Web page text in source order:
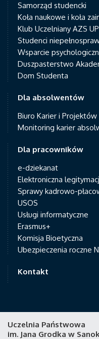
Samorząd studencki
Koła naukowe i koła
Klub Uczelniany AZS
Studenci
Wsparcie
Duszpasterstwo
Dom Studenta
Dla absolwentów
Biuro Karier i Projektów
Monitoring karier
Dla pracowników
e-dziekanat
Elektroniczna
Sprawy kadrowo-
USOS
Usługi informatyczne
Erasmus+
Komisja Bioetyczna
Ubezpieczenia roczne
Kontakt
Uczelnia Państwowa
im. Jana Grodka w